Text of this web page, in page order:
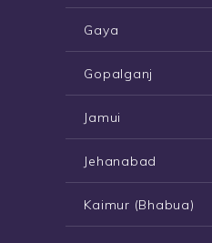
Gaya
Gopalganj
Jamui
Jehanabad
Kaimur (Bhabua)